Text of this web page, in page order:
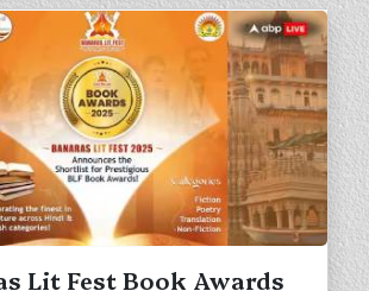
Lit Fest Book Awards